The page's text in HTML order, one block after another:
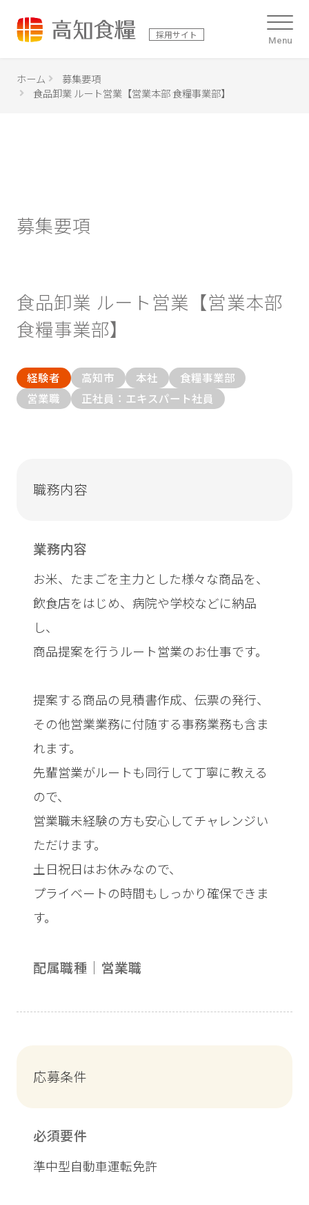
採用サイト
Menu
ホーム
募集要項
食品卸業 ルート営業【営業本部 食糧事業部】
募集要項
食品卸業 ルート営業【営業本部
食糧事業部】
経験者 高知市 本社
食糧事業部
営業職
正社員：エキスパート社員
職務内容
業務内容
お米、たまごを主力とした様々な商品を、
飲食店をはじめ、病院や学校などに納品
し、
商品提案を行うルート営業のお仕事です。
提案する商品の見積書作成、伝票の発行、
その他営業業務に付随する事務業務も含ま
れます。
先輩営業がルートも同行して丁寧に教える
ので、
営業職未経験の方も安心してチャレンジい
ただけます。
土日祝日はお休みなので、
プライベートの時間もしっかり確保できま
す。
配属職種｜営業職
応募条件
必須要件
準中型自動車運転免許